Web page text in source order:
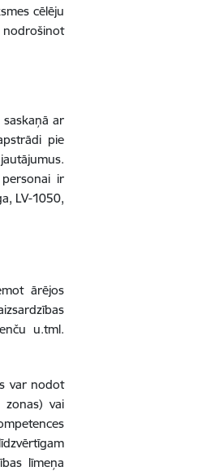
cēlēju
nodrošinot
ar
pie
ir
LV-1050,
ārējos
u.tml.
var nodot
vai
līmeņa